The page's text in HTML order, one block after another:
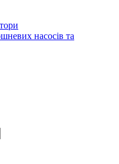
насосів та